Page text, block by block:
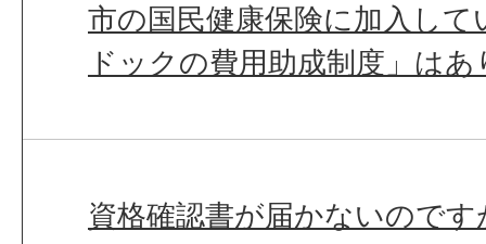
市の国民健康保険に加入し
ドックの費用助成制度」は
資格確認書が届かないのです